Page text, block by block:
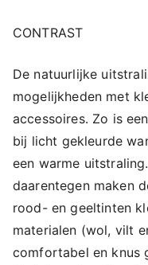
CONTRAST
De natuurlijke
mogelijkheden met
accessoires. Zo is
bij licht gekleurde
een warme
daarentegen maken
rood- en geeltinten
materialen (wol, vilt
comfortabel en knus